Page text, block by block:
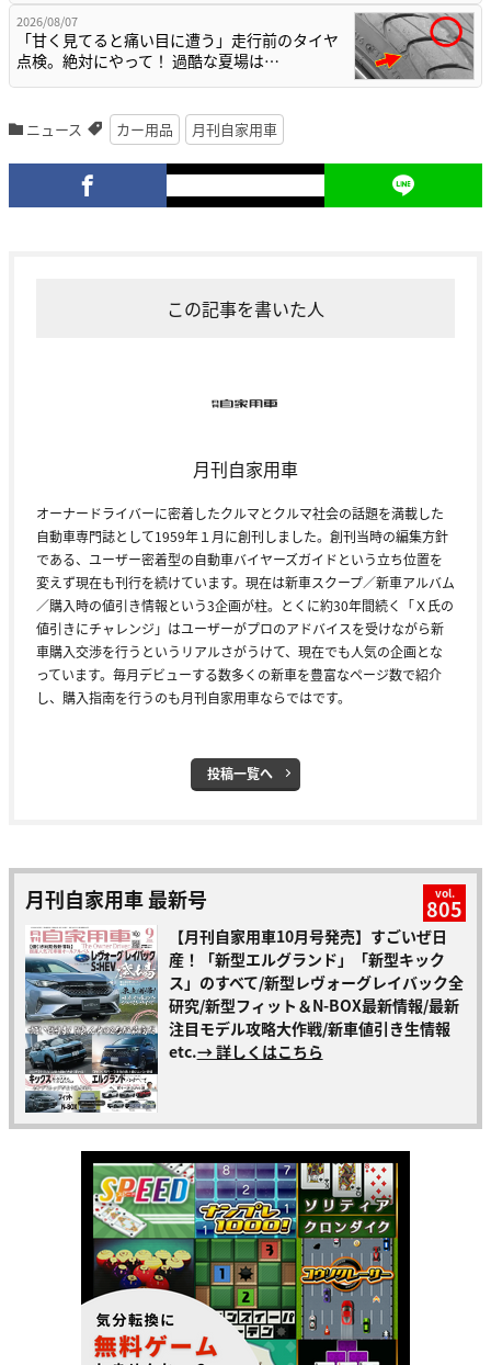
2026/08/07
「甘く見てると痛い目に遭う」走行前のタイヤ
点検。絶対にやって！ 過酷な夏場は…
ニュース カー用品 月刊自家用車
この記事を書いた人
月刊自家用車
オーナードライバーに密着したクルマとクルマ社会の話題を満載した
自動車専門誌として1959年１月に創刊しました。創刊当時の編集方針
である、ユーザー密着型の自動車バイヤーズガイドという立ち位置を
変えず現在も刊行を続けています。現在は新車スクープ／新車アルバム
／購入時の値引き情報という3企画が柱。とくに約30年間続く「Ｘ氏の
値引きにチャレンジ」はユーザーがプロのアドバイスを受けながら新
車購入交渉を行うというリアルさがうけて、現在でも人気の企画とな
っています。毎月デビューする数多くの新車を豊富なページ数で紹介
し、購入指南を行うのも月刊自家用車ならではです。
投稿一覧へ
月刊自家用車 最新号 vol.
805
【月刊自家用車10月号発売】すごいぜ日
産！「新型エルグランド」「新型キック
ス」のすべて/新型レヴォーグレイバック全
研究/新型フィット＆N-BOX最新情報/最新
注目モデル攻略大作戦/新車値引き生情報
etc.→ 詳しくはこちら